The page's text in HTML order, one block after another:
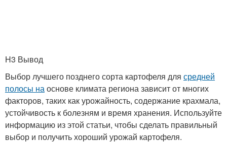
H3 Вывод
Выбор лучшего позднего сорта картофеля для средней
полосы наоснове климата региона зависит от многих
факторов, таких как урожайность, содержание крахмала,
устойчивость к болезням и время хранения. Используйте
информацию из этой статьи, чтобы сделать правильный
выбор и получить хороший урожай картофеля.